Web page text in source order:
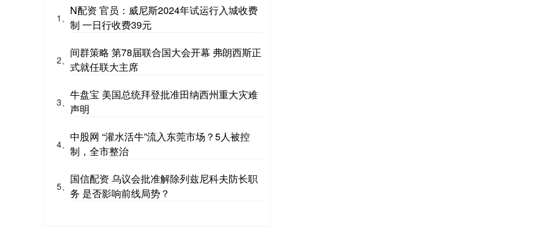
1、
N配资 官员：威尼斯2024年试运行入城收费
制 一日行收费39元
2、
间群策略 第78届联合国大会开幕 弗朗西斯正
式就任联大主席
3、
牛盘宝 美国总统拜登批准田纳西州重大灾难
声明
4、
中股网 “灌水活牛”流入东莞市场？5人被控
制，全市整治
5、
国信配资 乌议会批准解除列兹尼科夫防长职
务 是否影响前线局势？